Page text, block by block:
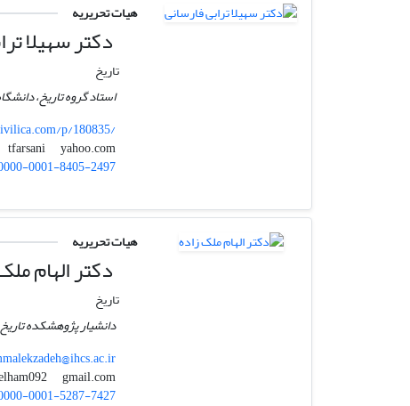
هیات تحریریه
دکتر سهیلا
تاریخ
استاد گروه تاریخ،
p/180835/
yahoo.com
0001-8405-2497
هیات تحریریه
دکتر الهام
تاریخ
دانشیار پژوهشکده
gmail.com
0001-5287-7427